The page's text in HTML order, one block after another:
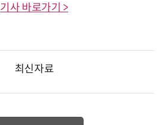
기사 바로가기 >
최신자료